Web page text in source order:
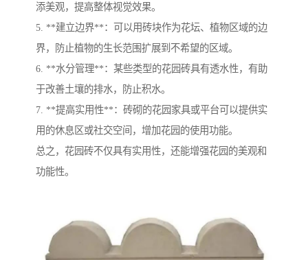
添美观，提高整体视觉效果。
5. **建立边界**：可以用砖块作为花坛、植物区域的边
界，防止植物的生长范围扩展到不希望的区域。
6. **水分管理**：某些类型的花园砖具有透水性，有助
于改善土壤的排水，防止积水。
7. **提高实用性**：砖砌的花园家具或平台可以提供实
用的休息区或社交空间，增加花园的使用功能。
总之，花园砖不仅具有实用性，还能增强花园的美观和
功能性。